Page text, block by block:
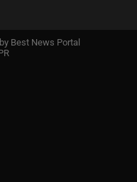
Best News Portal